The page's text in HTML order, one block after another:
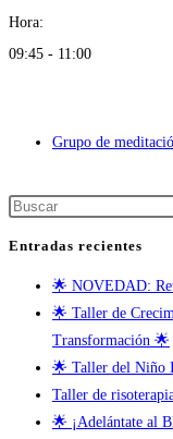
Hora:
09:45 - 11:00
Grupo de
Entradas recientes
🌟 NOVEDAD:
🌟 Taller de
Transformación 🌟
🌟 Taller del Niño
Taller de
🌟 ¡Adelántate al